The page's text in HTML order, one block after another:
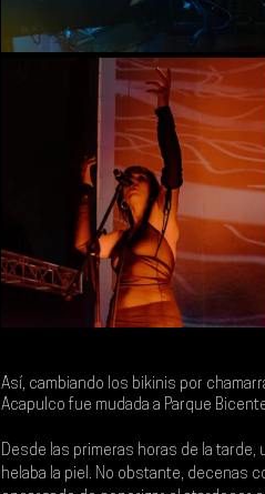
Así, cambiando los bikinis por
Acapulco fue mudada a Parque
Desde las primeras horas de la
helaba la piel. No obstante, decenas